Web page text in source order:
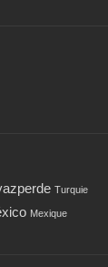
Turquie
Mexique